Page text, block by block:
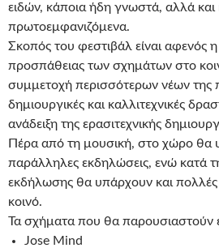
ειδών, κάποια ήδη γνωστά, αλλά και
πρωτοεμφανιζόμενα.
Σκοπός του φεστιβάλ είναι αφενός
προσπάθειας των σχημάτων στο
συμμετοχή περισσότερων νέων της
δημιουργικές και καλλιτεχνικές
ανάδειξη της ερασιτεχνικής
Πέρα από τη μουσική, στο χώρο θα
παράλληλες εκδηλώσεις, ενώ κατά
εκδήλωσης θα υπάρχουν και πολλές
κοινό.
Τα σχήματα που θα παρουσιαστούν
Jose Mind